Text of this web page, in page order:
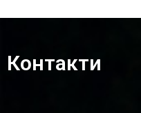
Контакти